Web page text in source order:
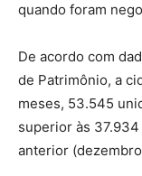
quando foram
De acordo com
de Patrimônio, a
meses, 53.545
superior às
anterior